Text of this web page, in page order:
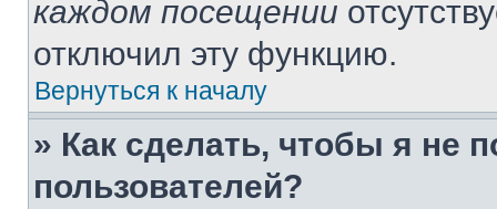
каждом посещении
отключил эту функцию.
Вернуться к началу
» Как сделать, чтобы я не
пользователей?